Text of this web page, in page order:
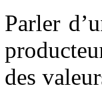
Parler
des